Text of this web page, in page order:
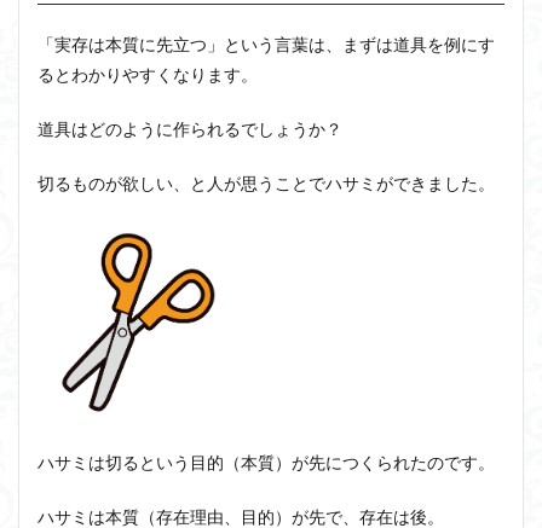
「実存は本質に先立つ」という言葉は、まずは道具を例にす
るとわかりやすくなります。
道具はどのように作られるでしょうか？
切るものが欲しい、と人が思うことでハサミができました。
ハサミは切るという目的（本質）が先につくられたのです。
ハサミは本質（存在理由、目的）が先で、存在は後。